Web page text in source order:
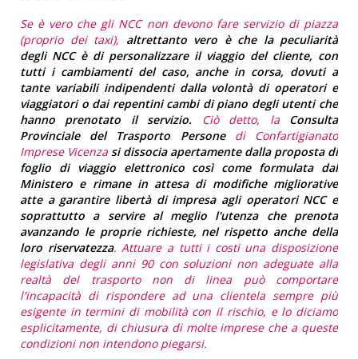
Se è vero che gli NCC non devono fare servizio di piazza
(proprio dei taxi), altrettanto vero è che la peculiarità
degli NCC è di personalizzare il viaggio del cliente, con
tutti i cambiamenti del caso, anche in corsa, dovuti a
tante variabili indipendenti dalla volontà di operatori e
viaggiatori o dai repentini cambi di piano degli utenti che
hanno prenotato il servizio. Ciò detto, la Consulta
Provinciale del Trasporto Personedi Confartigianato
Imprese Vicenza si dissocia apertamente dalla proposta di
foglio di viaggio elettronico così come formulata dal
Ministero e rimane in attesa di modifiche migliorative
atte a garantire libertà di impresa agli operatori NCC e
soprattutto a servire al meglio l'utenza che prenota
avanzando le proprie richieste, nel rispetto anche della
loro riservatezza. Attuare a tutti i costi una disposizione
legislativa degli anni 90 con soluzioni non adeguate alla
realtà del trasporto non di linea può comportare
l'incapacità di rispondere ad una clientela sempre più
esigente in termini di mobilità con il rischio, e lo diciamo
esplicitamente, di chiusura di molte imprese che a queste
condizioni non intendono piegarsi.